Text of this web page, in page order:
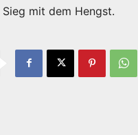
mit dem Hengst.